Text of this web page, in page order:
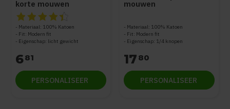
korte mouwen
De beoordeling van dit product is
Materiaal: 100% Katoen
Fit: Modern fit
Eigenschap: licht gewicht
681
PERSONALISEER
mouwen
Materiaal: 100% Katoen
Fit: Modern fit
Eigenschap: 1/4 knopen
17 80
PERSONALISEER